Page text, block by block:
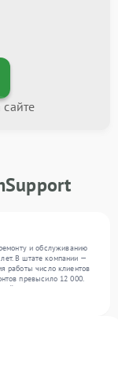
и обслуживанию
В штате компании —
работы число клиентов
превысило 12 000.
включая , , . Мы
качество обслуживания